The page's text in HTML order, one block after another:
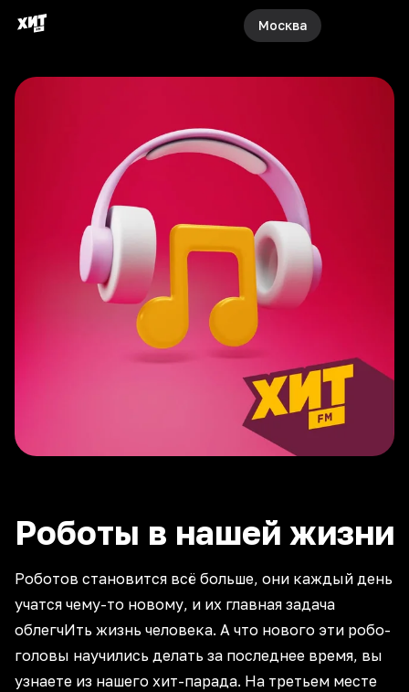
Москва
Роботы в нашей жизни
Роботов становится всё больше, они каждый день
учатся чему-то новому, и их главная задача
облегчИть жизнь человека. А что нового эти робо-
головы научились делать за последнее время, вы
узнаете из нашего хит-парада. На третьем месте